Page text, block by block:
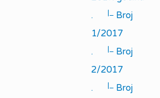
.
|_ Broj
1/2017
.
|_ Broj
2/2017
.
|_ Broj